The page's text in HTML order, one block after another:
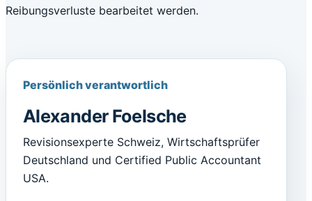
Reibungsverluste bearbeitet werden.
Persönlich verantwortlich
Alexander Foelsche
Revisionsexperte Schweiz, Wirtschaftsprüfer
Deutschland und Certified Public Accountant
USA.